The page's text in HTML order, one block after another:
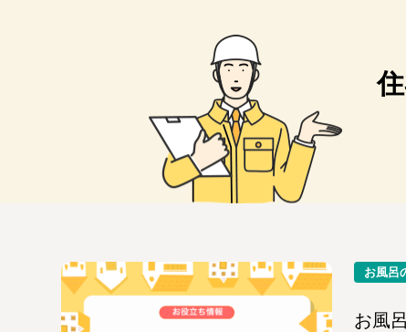
お風呂
お風